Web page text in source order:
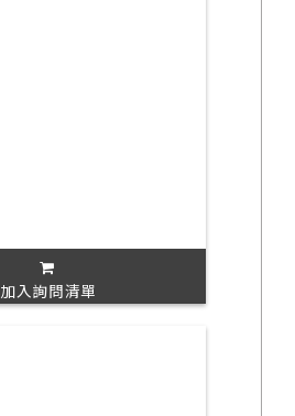
加入詢問清單